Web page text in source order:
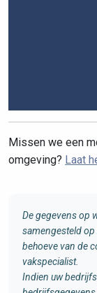
Missen we een
omgeving? Laat
De gegevens op
samengesteld
behoeve van de
vakspecialist.
Indien uw